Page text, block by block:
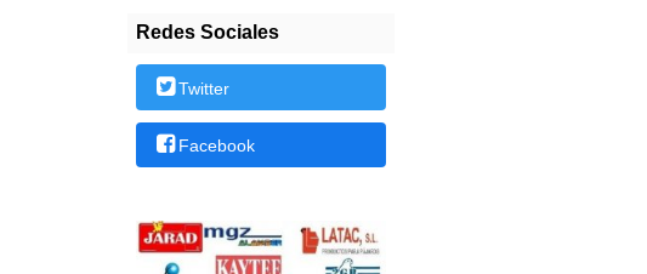
Redes Sociales
Twitter
Facebook